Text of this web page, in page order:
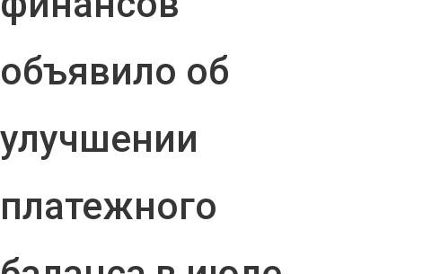
объявило об
улучшении
платежного